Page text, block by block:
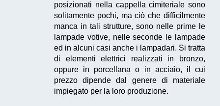
posizionati nella cappella cimiteriale sono
solitamente pochi, ma ciò che difficilmente
manca in tali strutture, sono nelle prime le
lampade votive, nelle seconde le lampade
ed in alcuni casi anche i lampadari. Si tratta
di elementi elettrici realizzati in bronzo,
oppure in porcellana o in acciaio, il cui
prezzo dipende dal genere di materiale
impiegato per la loro produzione.